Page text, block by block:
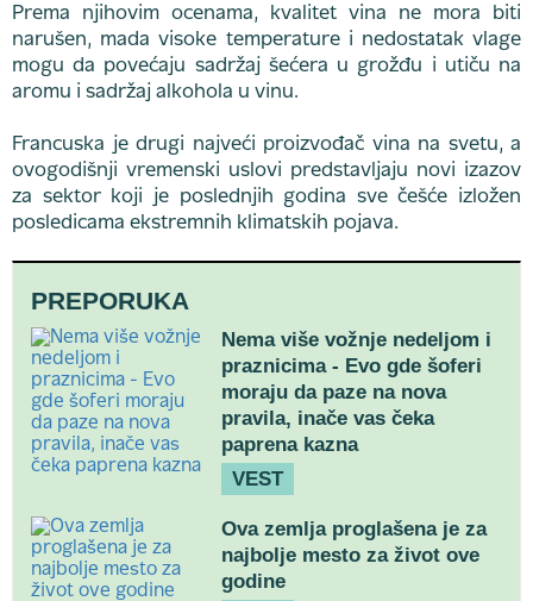
Prema njihovim ocenama, kvalitet vina ne mora biti
narušen, mada visoke temperature i nedostatak vlage
mogu da povećaju sadržaj šećera u grožđu i utiču na
aromu i sadržaj alkohola u vinu.
Francuska je drugi najveći proizvođač vina na svetu, a
ovogodišnji vremenski uslovi predstavljaju novi izazov
za sektor koji je poslednjih godina sve češće izložen
posledicama ekstremnih klimatskih pojava.
PREPORUKA
Nema više vožnje nedeljom i
praznicima - Evo gde šoferi
moraju da paze na nova
pravila, inače vas čeka
paprena kazna
VEST
Ova zemlja proglašena je za
najbolje mesto za život ove
godine